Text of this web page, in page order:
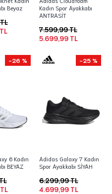
Beyaz
Kadın Spor Ayakkabı
ANTRASİT
5.699,99 TL
7.599,99 TL
-26 %
6 Kadın
BEYAZ
-25 %
Adidas Galaxy 7 Kadın
Spor Ayakkabı SİYAH
4.699,99 TL
6.299,99 TL